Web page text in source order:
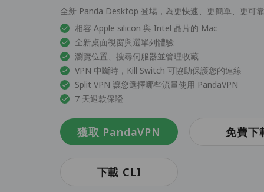
全新 Panda Desktop 登場，為更快速、更簡單、更可
相容 Apple silicon 與 Intel 晶片的 Mac
全新桌面視窗與選單列體驗
瀏覽位置、搜尋伺服器並管理收藏
VPN 中斷時，Kill Switch 可協助保護您的連線
Split VPN 讓您選擇哪些流量使用 PandaVPN
7 天退款保證
獲取 PandaVPN 免費下
下載 CLI